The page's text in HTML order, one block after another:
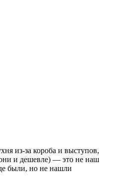
из-за короба и выступов,
и дешевле) — это не наш
были, но не нашли